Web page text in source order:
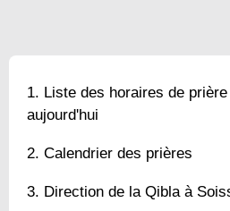
Liste des horaires de
aujourd'hui
Calendrier des prières
Direction de la Qibla à